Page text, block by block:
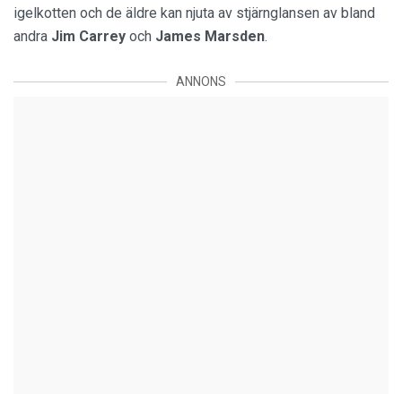
igelkotten och de äldre kan njuta av stjärnglansen av bland
andra Jim Carrey och James Marsden.
ANNONS